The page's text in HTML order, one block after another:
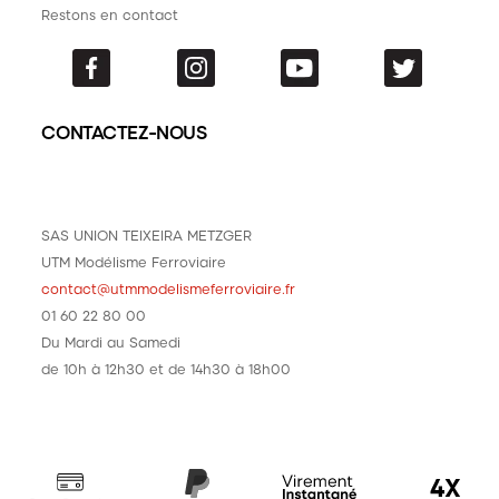
Restons en contact
CONTACTEZ-NOUS
SAS UNION TEIXEIRA METZGER
UTM Modélisme Ferroviaire
contact@utmmodelismeferroviaire.fr
01 60 22 80 00
Du Mardi au Samedi
de 10h à 12h30 et de 14h30 à 18h00